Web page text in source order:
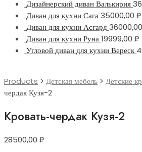
Дизайнерский диван Валькирия
Диван для кухни Сага35000,00 ₽
Диван для кухни Асгард36000,00
Диван для кухни Руна19999,00 ₽
Угловой диван для кухни Вереск
Products > Детская мебель > Детские
чердак Кузя-2
Кровать-чердак Кузя-2
28500,00 ₽